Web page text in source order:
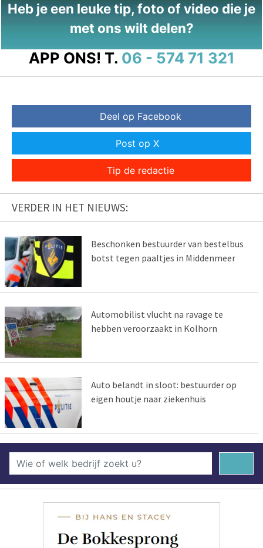
Heb je een leuke tip, foto of video die je
met ons wilt delen?
APP ONS! T. 06 - 574 71 321
Deel op Facebook
Post op X
Tip de redactie
VERDER IN HET NIEUWS:
Beschonken bestuurder van bestelbus
botst tegen paaltjes in Middenmeer
Automobilist vlucht na ravage te
hebben veroorzaakt in Kolhorn
Auto belandt in sloot: bestuurder op
eigen houtje naar ziekenhuis